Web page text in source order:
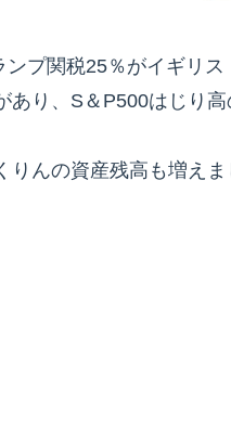
ンプ関税25％がイギリ
あり、S＆P500はじり高
りんの資産残高も増えま